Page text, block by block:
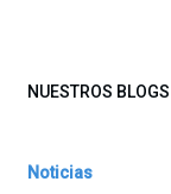
NUESTROS BLOGS
Noticias